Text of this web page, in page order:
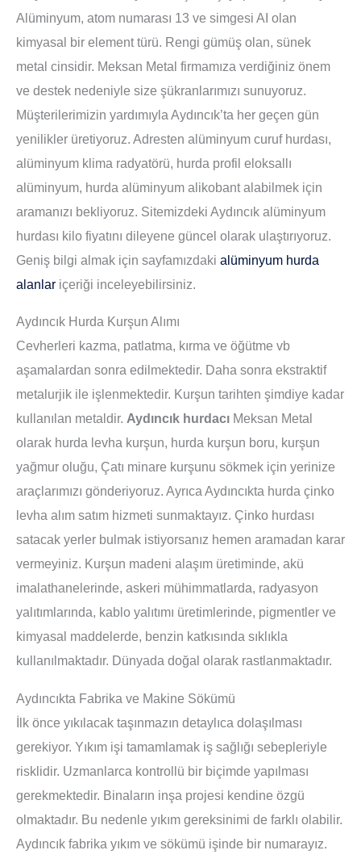
Alüminyum, atom numarası 13 ve simgesi AI olan
kimyasal bir element türü. Rengi gümüş olan, sünek
metal cinsidir. Meksan Metal firmamıza verdiğiniz önem
ve destek nedeniyle size şükranlarımızı sunuyoruz.
Müşterilerimizin yardımıyla Aydıncık’ta her geçen gün
yenilikler üretiyoruz. Adresten alüminyum curuf hurdası,
alüminyum klima radyatörü, hurda profil eloksallı
alüminyum, hurda alüminyum alikobant alabilmek için
aramanızı bekliyoruz. Sitemizdeki Aydıncık alüminyum
hurdası kilo fiyatını dileyene güncel olarak ulaştırıyoruz.
Geniş bilgi almak için sayfamızdaki alüminyum hurda
alanlar içeriği inceleyebilirsiniz.
Aydıncık Hurda Kurşun Alımı
Cevherleri kazma, patlatma, kırma ve öğütme vb
aşamalardan sonra edilmektedir. Daha sonra ekstraktif
metalurjik ile işlenmektedir. Kurşun tarihten şimdiye kadar
kullanılan metaldir. Aydıncık hurdacı Meksan Metal
olarak hurda levha kurşun, hurda kurşun boru, kurşun
yağmur oluğu, Çatı minare kurşunu sökmek için yerinize
araçlarımızı gönderiyoruz. Ayrıca Aydıncıkta hurda çinko
levha alım satım hizmeti sunmaktayız. Çinko hurdası
satacak yerler bulmak istiyorsanız hemen aramadan karar
vermeyiniz. Kurşun madeni alaşım üretiminde, akü
imalathanelerinde, askeri mühimmatlarda, radyasyon
yalıtımlarında, kablo yalıtımı üretimlerinde, pigmentler ve
kimyasal maddelerde, benzin katkısında sıklıkla
kullanılmaktadır. Dünyada doğal olarak rastlanmaktadır.
Aydıncıkta Fabrika ve Makine Sökümü
İlk önce yıkılacak taşınmazın detaylıca dolaşılması
gerekiyor. Yıkım işi tamamlamak iş sağlığı sebepleriyle
risklidir. Uzmanlarca kontrollü bir biçimde yapılması
gerekmektedir. Binaların inşa projesi kendine özgü
olmaktadır. Bu nedenle yıkım gereksinimi de farklı olabilir.
Aydıncık fabrika yıkım ve sökümü işinde bir numarayız.